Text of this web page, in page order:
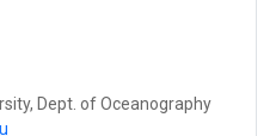
Dept. of Oceanography